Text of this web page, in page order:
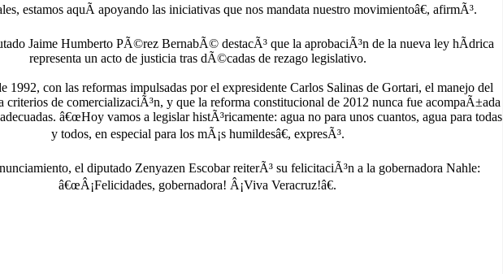
estamos aquÃ­ apoyando las iniciativas que nos mandata nuestro movimientoâ€, afirmÃ³.
Jaime Humberto PÃ©rez BernabÃ© destacÃ³ que la aprobaciÃ³n de la nueva ley hÃ­drica
representa un acto de justicia tras dÃ©cadas de rezago legislativo.
1992, con las reformas impulsadas por el expresidente Carlos Salinas de Gortari, el manejo del
criterios de comercializaciÃ³n, y que la reforma constitucional de 2012 nunca fue acompaÃ±ada
â€œHoy vamos a legislar histÃ³ricamente: agua no para unos cuantos, agua para todas
y todos, en especial para los mÃ¡s humildesâ€, expresÃ³.
el diputado Zenyazen Escobar reiterÃ³ su felicitaciÃ³n a la gobernadora Nahle:
â€œÂ¡Felicidades, gobernadora! Â¡Viva Veracruz!â€.